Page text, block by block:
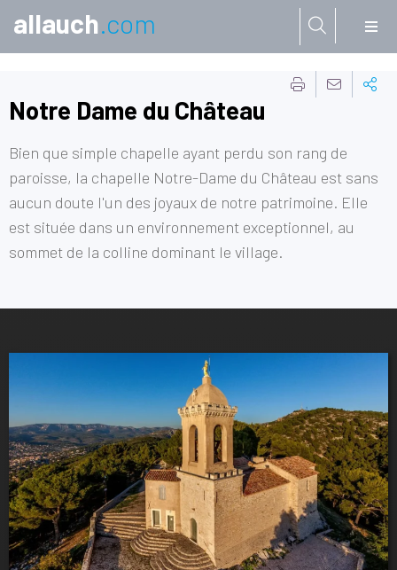
allauch.com
Notre Dame du Château
Bien que simple chapelle ayant perdu son rang de
paroisse, la chapelle Notre-Dame du Château est sans
aucun doute l'un des joyaux de notre patrimoine. Elle
est située dans un environnement exceptionnel, au
sommet de la colline dominant le village.